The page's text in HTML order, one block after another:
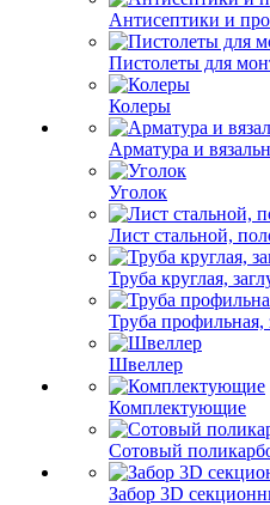
Антисептики и
Пистолеты для
Колеры
Арматура и
Уголок
Лист стальной,
Труба круглая,
Труба профильная,
Швеллер
Комплектующие
Сотовый
Забор 3D